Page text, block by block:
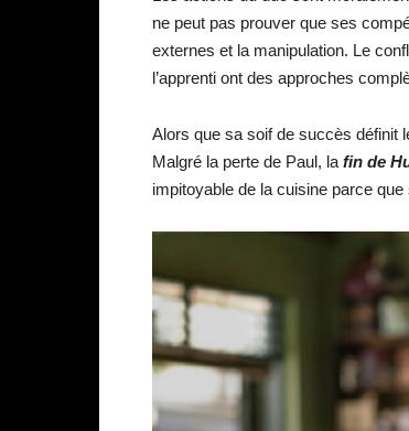
ne peut pas prouver que ses
externes et la manipulation. Le
l’apprenti ont des approches
Alors que sa soif de succès définit
Malgré la perte de Paul, la fin de
impitoyable de la cuisine parce